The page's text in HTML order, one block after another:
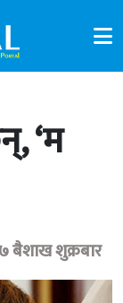
‘म
बैशाख शुक्रबार